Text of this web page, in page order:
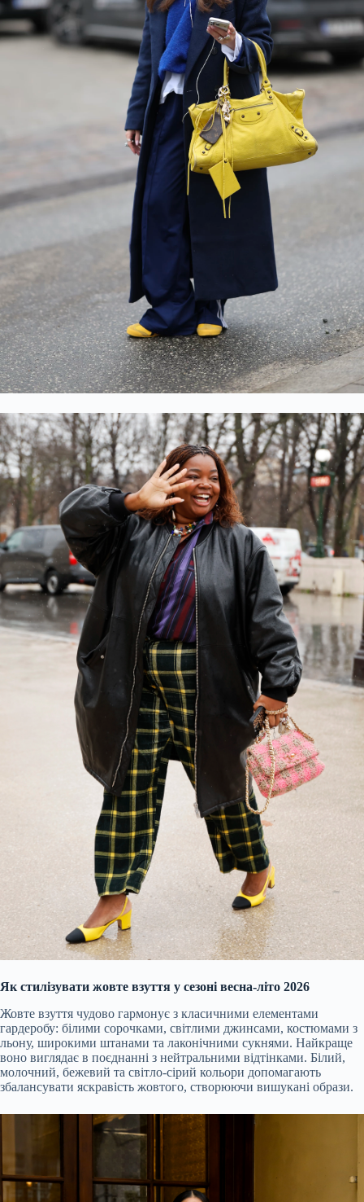
Як стилізувати жовте взуття у сезоні весна-літо 2026
Жовте взуття чудово гармонує з класичними елементами
гардеробу: білими сорочками, світлими джинсами, костюмами з
льону, широкими штанами та лаконічними сукнями. Найкраще
воно виглядає в поєднанні з нейтральними відтінками. Білий,
молочний, бежевий та світло-сірий кольори допомагають
збалансувати яскравість жовтого, створюючи вишукані образи.